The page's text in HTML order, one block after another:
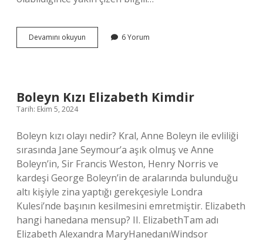
Devamını okuyun
Harita
6 Yorum
Boleyn Kızı Elizabeth Kimdir
Tarih: Ekim 5, 2024
Boleyn kızı olayı nedir? Kral, Anne Boleyn ile evliliği
sırasında Jane Seymour’a aşık olmuş ve Anne
Boleyn’in, Sir Francis Weston, Henry Norris ve
kardeşi George Boleyn’in de aralarında bulunduğu
altı kişiyle zina yaptığı gerekçesiyle Londra
Kulesi’nde başının kesilmesini emretmiştir. Elizabeth
hangi hanedana mensup? II. ElizabethTam adı
Elizabeth Alexandra MaryHanedanıWindsor